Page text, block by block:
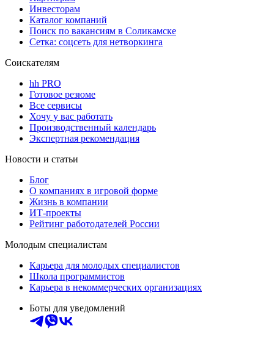
Инвесторам
Каталог компаний
Поиск по вакансиям в Соликамске
Сетка: соцсеть для нетворкинга
Соискателям
hh PRO
Готовое резюме
Все сервисы
Хочу у вас работать
Производственный календарь
Экспертная рекомендация
Новости и статьи
Блог
О компаниях в игровой форме
Жизнь в компании
ИТ-проекты
Рейтинг работодателей России
Молодым специалистам
Карьера для молодых специалистов
Школа программистов
Карьера в некоммерческих организациях
Боты для уведомлений